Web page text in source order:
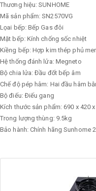
Thương hiệu: SUNHOME
Mã sản phẩm: SN2570VG
Lọai bếp: Bếp Gas đôi
Mặt bếp: Kính chống sốc nhiệt
Kiềng bếp: Hợp kim thép phủ
Hệ thống đánh lửa: Megneto
Bộ chia lửa: Đầu đốt bếp âm
Chế độ pép hâm: Hai đầu hâm
Bộ điếu: Điếu gang
Kích thước sản phẩm: 690 x 420
Trong lượng thùng: 9.5kg
Bảo hành: Chính hãng Sunhome